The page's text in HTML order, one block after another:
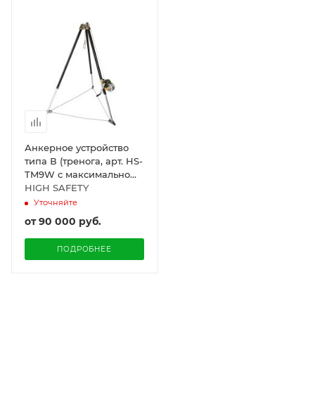
Анкерное устройство
типа В (тренога, арт. HS-
TM9W с максимально
допустимым
одновременным числом
пользователей - не
более трёх со
спасательным
подъемным
HIGH SAFETY
Уточняйте
от90 000 руб.
ПОДРОБНЕЕ